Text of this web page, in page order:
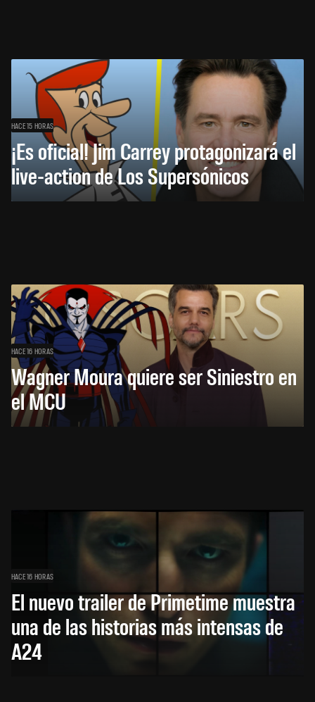
HACE 15 HORAS
¡Es oficial! Jim Carrey protagonizará el
live-action de Los Supersónicos
HACE 16 HORAS
Wagner Moura quiere ser Siniestro en
el MCU
HACE 16 HORAS
El nuevo trailer de Primetime muestra
una de las historias más intensas de
A24